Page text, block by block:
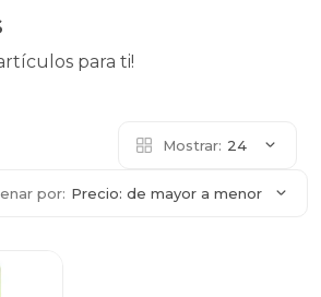
para ti!
Mostrar: 24
por: Precio: de mayor a menor